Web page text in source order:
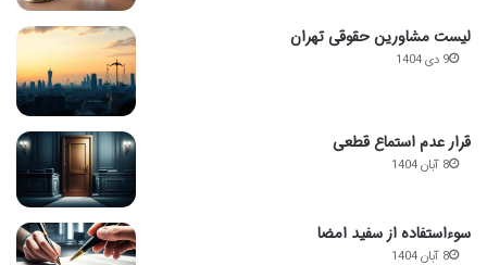
لیست مشاورین حقوقی تهران
9 دی 1404
قرار عدم استماع قطعی
8 آبان 1404
سوءاستفاده از سفید امضا
8 آبان 1404